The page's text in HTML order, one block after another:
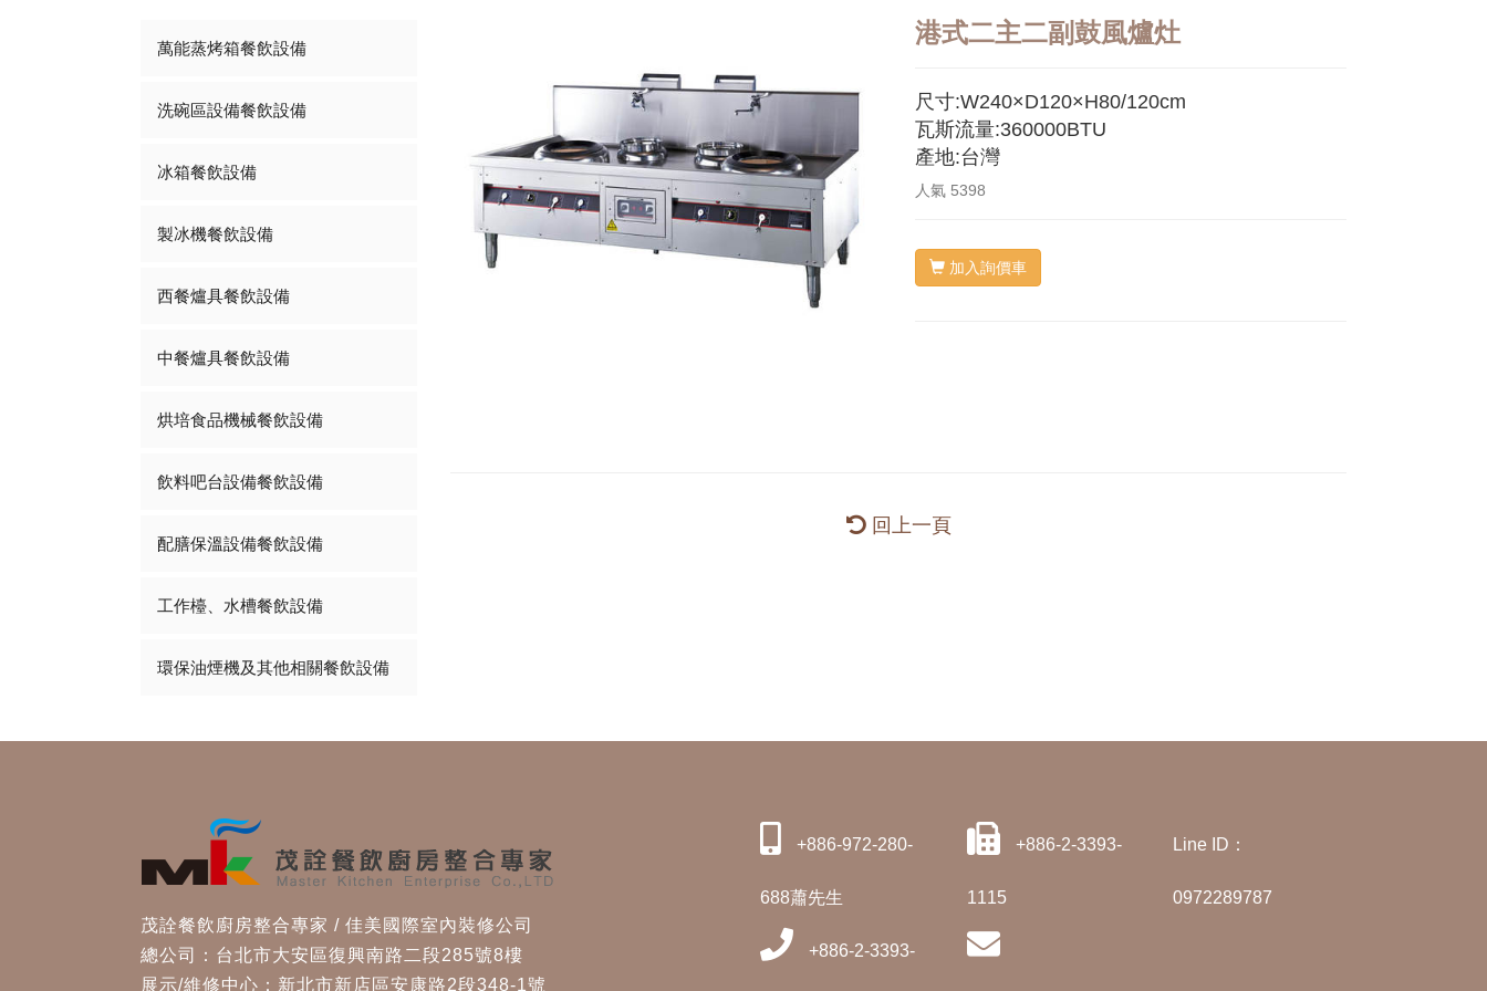
港式二主二副鼓風爐灶
尺寸:W240×D120×H80/120cm
瓦斯流量:360000BTU
產地:台灣
人氣 5398
加入詢價車
回上一頁
萬能蒸烤箱餐飲設備
洗碗區設備餐飲設備
冰箱餐飲設備
製冰機餐飲設備
西餐爐具餐飲設備
中餐爐具餐飲設備
烘培食品機械餐飲設備
飲料吧台設備餐飲設備
配膳保溫設備餐飲設備
工作檯、水槽餐飲設備
環保油煙機及其他相關餐飲設備
茂詮餐飲廚房整合專家 / 佳美國際室內裝修公司
總公司：台北市大安區復興南路二段285號8樓
展示/維修中心：新北市新店區安康路2段348-1號
+886-972-280-
688蕭先生
+886-2-3393-
+886-2-3393-
1115
Line ID：
0972289787